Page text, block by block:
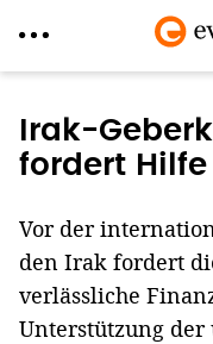
zum
Inhalt
Irak-
fordert Hilfe
Vor der
den Irak fordert
verlässliche
Unterstützung